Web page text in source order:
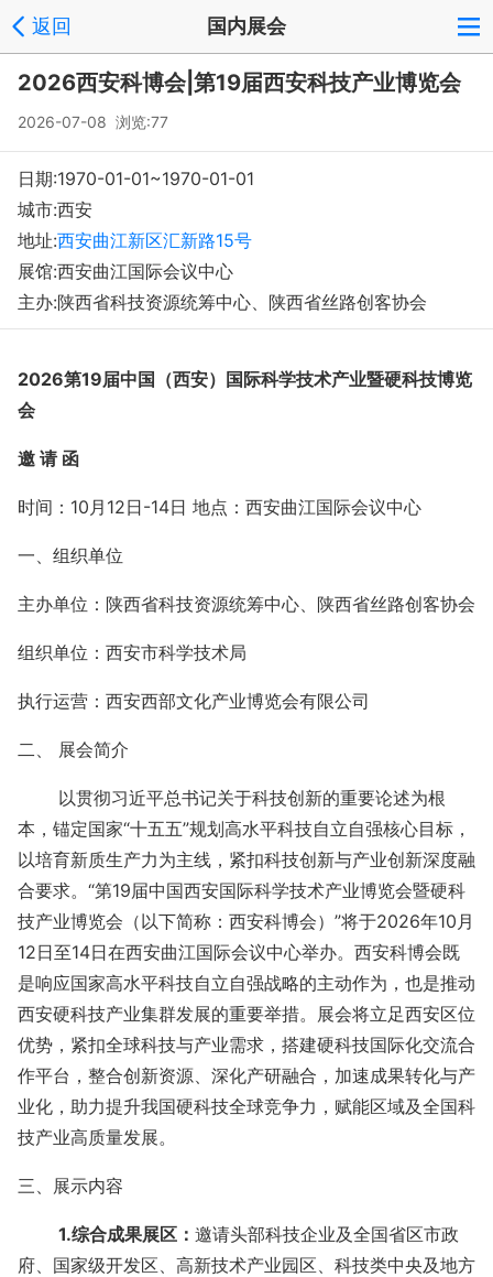
返回 国内展会
2026西安科博会|第19届西安科技产业博览会
2026-07-08 浏览:77
日期:1970-01-01~1970-01-01
城市:西安
地址:西安曲江新区汇新路15号
展馆:西安曲江国际会议中心
主办:陕西省科技资源统筹中心、陕西省丝路创客协会
2026第19届中国（西安）国际科学技术产业暨硬科技博览
会
邀 请 函
时间：10月12日-14日 地点：西安曲江国际会议中心
一、组织单位
主办单位： 陕西省科技资源统筹中心、陕西省丝路创客协会
组织单位： 西安市科学技术局
执行运营：西安西部文化产业博览会有限公司
二、 展会简介
以贯彻习近平总书记关于科技创新的重要论述为根
本，锚定国家“十五五”规划高水平科技自立自强核心目标，
以培育新质生产力为主线，紧扣科技创新与产业创新深度融
合要求。“第19届中国西安国际科学技术产业博览会暨硬科
技产业博览会（以下简称：西安科博会）”将于2026年10月
12日至14日在西安曲江国际会议中心举办。西安科博会既
是响应国家高水平科技自立自强战略的主动作为，也是推动
西安硬科技产业集群发展的重要举措。展会将立足西安区位
优势，紧扣全球科技与产业需求，搭建硬科技国际化交流合
作平台，整合创新资源、深化产研融合，加速成果转化与产
业化，助力提升我国硬科技全球竞争力，赋能区域及全国科
技产业高质量发展。
三、展示内容
1.综合成果展区：邀请头部科技企业及全国省区市政
府、国家级开发区、高新技术产业园区、科技类中央及地方